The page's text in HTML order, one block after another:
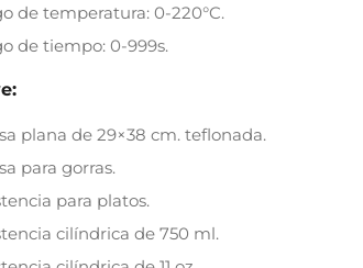
de temperatura: 0-220°C.
de tiempo: 0-999s.
plana de 29×38 cm. teflonada.
para gorras.
para platos.
cilíndrica de 750 ml.